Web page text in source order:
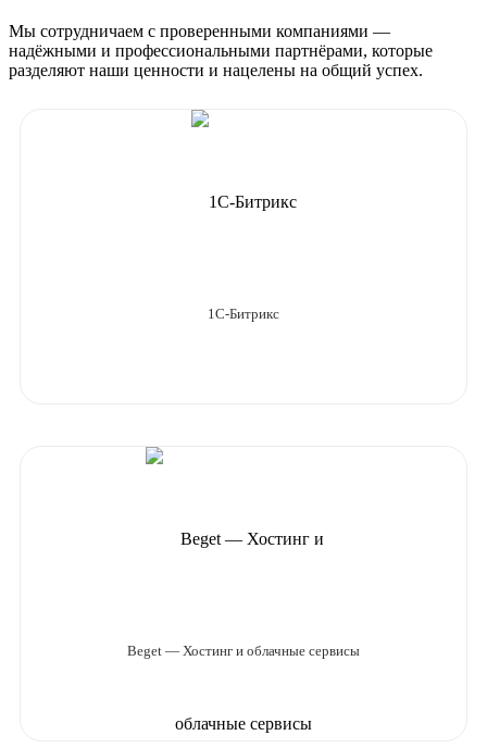
Мы сотрудничаем с проверенными компаниями —
надёжными и профессиональными партнёрами, которые
разделяют наши ценности и нацелены на общий успех.
1C-Битрикс
Beget — Хостинг и облачные сервисы